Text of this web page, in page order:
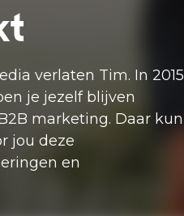
verlaten Tim. In 2015
je jezelf blijven
marketing. Daar kun
jou deze
en